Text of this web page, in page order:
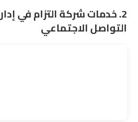
2. خدمات شركة التزام في
التواصل الاجتماعي